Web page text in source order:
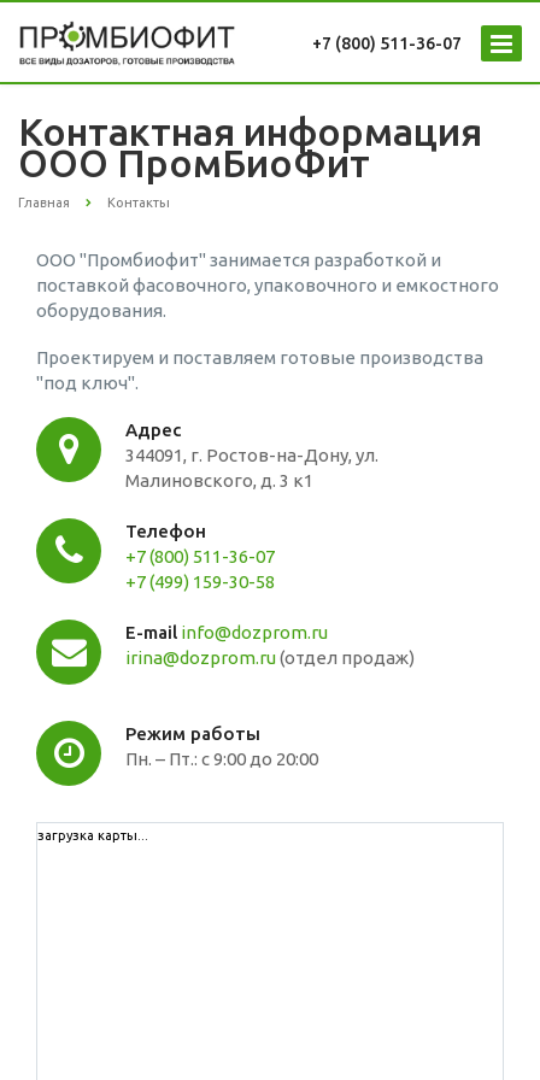
+7 (800) 511-36-07
Контактная информация
ООО ПромБиоФит
Главная Контакты
ООО "Промбиофит" занимается разработкой и
поставкой фасовочного, упаковочного и емкостного
оборудования.
Проектируем и поставляем готовые производства
"под ключ".
Адрес
344091, г. Ростов-на-Дону, ул.
Малиновского, д. 3 к1
Телефон
+7 (800) 511-36-07
+7 (499) 159-30-58
E-mail info@dozprom.ru
irina@dozprom.ru(отдел продаж)
Режим работы
Пн. – Пт.: с 9:00 до 20:00
загрузка карты...